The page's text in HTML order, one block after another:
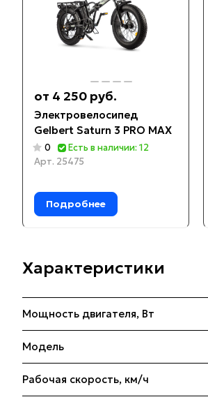
от 4 250 руб.
Электровелосипед
Gelbert Saturn 3 PRO MAX
0
Есть в наличии: 12
Арт. 25475
Подробнее
Характеристики
Мощность двигателя, Вт
Модель
Рабочая скорость, км/ч